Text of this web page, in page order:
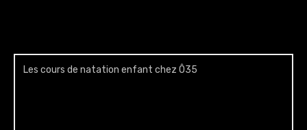
Les cours de natation enfant chez Ô35